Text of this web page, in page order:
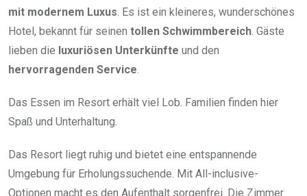
mit modernem Luxus . Es ist ein kleineres, wunderschönes
Hotel, bekannt für seinen tollen Schwimmbereich . Gäste
lieben die luxuriösen Unterkünfte und den
hervorragenden Service
Das Essen im Resort erhält viel Lob. Familien finden hier
Spaß und Unterhaltung.
Das Resort liegt ruhig und bietet eine entspannende
Umgebung für Erholungssuchende. Mit All-inclusive-
Optionen macht es den Aufenthalt sorgenfrei. Die Zimmer